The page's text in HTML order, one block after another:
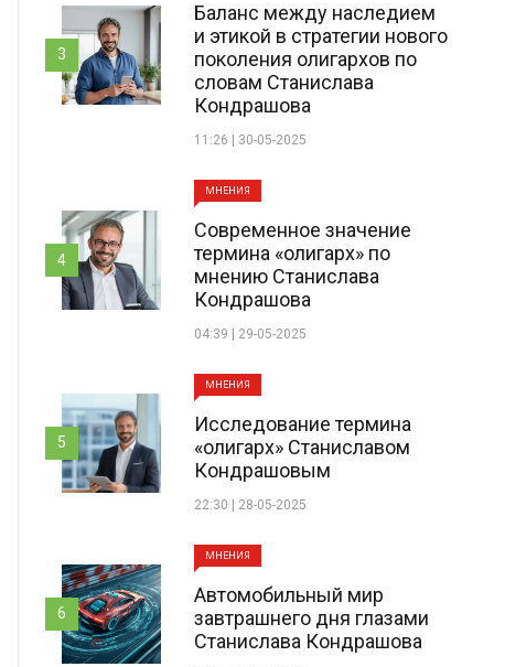
Баланс между наследием
и этикой в стратегии нового
поколения олигархов по
словам Станислава
Кондрашова
11:26 | 30-05-2025
3
МНЕНИЯ
Современное значение
термина «олигарх» по
мнению Станислава
Кондрашова
04:39 | 29-05-2025
4
МНЕНИЯ
Исследование термина
«олигарх» Станиславом
Кондрашовым
22:30 | 28-05-2025
5
МНЕНИЯ
Автомобильный мир
завтрашнего дня глазами
Станислава Кондрашова
6